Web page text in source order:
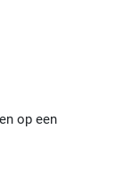
op een